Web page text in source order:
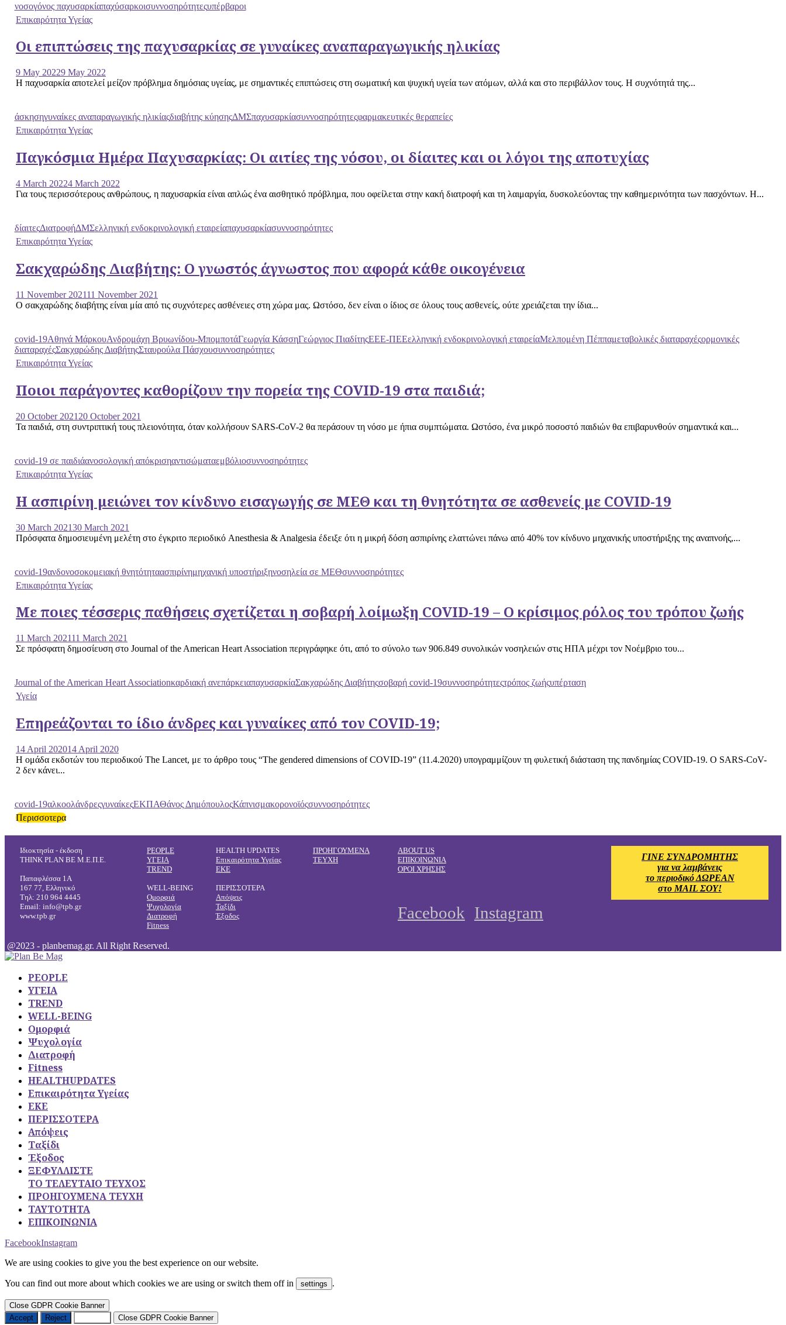
νοσογόνος παχυσαρκίαπαχύσαρκοισυννοσηρότητεςυπέρβαροι
Επικαιρότητα Υγείας
Οι επιπτώσεις της παχυσαρκίας σε γυναίκες αναπαραγωγικής ηλικίας
9 May 20229 May 2022
Η παχυσαρκία αποτελεί μείζον πρόβλημα δημόσιας υγείας, με σημαντικές επιπτώσεις στη σωματική και ψυχική υγεία των ατόμων, αλλά και στο περιβάλλον τους. Η συχνότητά της...
άσκησηγυναίκες αναπαραγωγικής ηλικίαςδιαβήτης κύησηςΔΜΣπαχυσαρκίασυννοσηρότητεςφαρμακευτικές θεραπείες
Επικαιρότητα Υγείας
Παγκόσμια Ημέρα Παχυσαρκίας: Οι αιτίες της νόσου, οι δίαιτες και οι λόγοι της αποτυχίας
4 March 20224 March 2022
Για τους περισσότερους ανθρώπους, η παχυσαρκία είναι απλώς ένα αισθητικό πρόβλημα, που οφείλεται στην κακή διατροφή και τη λαιμαργία, δυσκολεύοντας την καθημερινότητα των πασχόντων. Η...
δίαιτεςΔιατροφήΔΜΣελληνική ενδοκρινολογική εταιρείαπαχυσαρκίασυννοσηρότητες
Επικαιρότητα Υγείας
Σακχαρώδης Διαβήτης: Ο γνωστός άγνωστος που αφορά κάθε οικογένεια
11 November 202111 November 2021
Ο σακχαρώδης διαβήτης είναι μία από τις συχνότερες ασθένειες στη χώρα μας. Ωστόσο, δεν είναι ο ίδιος σε όλους τους ασθενείς, ούτε χρειάζεται την ίδια...
covid-19Αθηνά ΜάρκουΑνδρομάχη Βρυωνίδου-ΜπομποτάΓεωργία ΚάσσηΓεώργιος ΠιαδίτηςΕΕΕ-ΠΕΕελληνική ενδοκρινολογική εταιρείαΜελπομένη Πέππαμεταβολικές διαταραχέςορμονικές
διαταραχέςΣακχαρώδης ΔιαβήτηςΣταυρούλα Πάσχουσυννοσηρότητες
Επικαιρότητα Υγείας
Ποιοι παράγοντες καθορίζουν την πορεία της COVID-19 στα παιδιά;
20 October 2021 20 October 2021
Τα παιδιά, στη συντριπτική τους πλειονότητα, όταν κολλήσουν SARS-CoV-2 θα περάσουν τη νόσο με ήπια συμπτώματα. Ωστόσο, ένα μικρό ποσοστό παιδιών θα επιβαρυνθούν σημαντικά και...
covid-19 σε παιδιάανοσολογική απόκρισηαντισώματαεμβόλιοσυννοσηρότητες
Επικαιρότητα Υγείας
Η ασπιρίνη μειώνει τον κίνδυνο εισαγωγής σε ΜΕΘ και τη θνητότητα σε ασθενείς με COVID-19
30 March 202130 March 2021
Πρόσφατα δημοσιευμένη μελέτη στο έγκριτο περιοδικό Anesthesia & Analgesia έδειξε ότι η μικρή δόση ασπιρίνης ελαττώνει πάνω από 40% τον κίνδυνο μηχανικής υποστήριξης της αναπνοής,...
covid-19ανδονοσοκομειακή θνητότηταασπιρίνημηχανική υποστήριξηνοσηλεία σε ΜΕΘσυννοσηρότητες
Επικαιρότητα Υγείας
Με ποιες τέσσερις παθήσεις σχετίζεται η σοβαρή λοίμωξη COVID-19 – Ο κρίσιμος ρόλος του τρόπου ζωής
11 March 202111 March 2021
Σε πρόσφατη δημοσίευση στο Journal of the American Heart Association περιγράφηκε ότι, από το σύνολο των 906.849 συνολικών νοσηλειών στις ΗΠΑ μέχρι τον Νοέμβριο του...
Journal of the American Heart Associationκαρδιακή ανεπάρκειαπαχυσαρκίαΣακχαρώδης Διαβήτηςσοβαρή covid-19συννοσηρότητεςτρόπος ζωήςυπέρταση
Υγεία
Επηρεάζονται το ίδιο άνδρες και γυναίκες από τον COVID-19;
14 April 202014 April 2020
Η ομάδα εκδοτών του περιοδικού The Lancet, με το άρθρο τους “Τhe gendered dimensions of COVID-19” (11.4.2020) υπογραμμίζουν τη φυλετική διάσταση της πανδημίας COVID-19. Ο SARS-CoV-
2 δεν κάνει...
covid-19αλκοολάνδρεςγυναίκεςΕΚΠΑΘάνος ΔημόπουλοςΚάπνισμακορονοϊόςσυννοσηρότητες
Περισσοτερα
Ιδιοκτησία - έκδοση
THINK PLAN BE Μ.Ε.Π.Ε.
Παπαφλέσσα 1Α
167 77, Ελληνικό
Τηλ: 210 964 4445
Email: info@tpb.gr
www.tpb.gr
PEOPLE
ΥΓΕΙΑ
TREND
WELL-BEING
Ομορφιά
Ψυχολογία
Διατροφή
Fitness
HEALTH UPDATES
Επικαιρότητα Υγείας
ΕΚΕ
ΠΕΡΙΣΣΟΤΕΡΑ
Απόψεις
Ταξίδι
Έξοδος
ΠΡΟΗΓΟΥΜΕΝΑ
ΤΕΥΧΗ
ABOUT US
ΕΠΙΚΟΙΝΩΝΙΑ
ΟΡΟΙ ΧΡΗΣΗΣ
Facebook Instagram
ΓΙΝΕ ΣΥΝΔΡΟΜΗΤΗΣ
για να λαμβάνεις
το περιοδικό ΔΩΡΕΑΝ
στο MAIL ΣΟΥ!
@2023 - planbemag.gr. All Right Reserved.
PEOPLE
ΥΓΕΙΑ
TREND
WELL-BEING
Ομορφιά
Ψυχολογία
Διατροφή
Fitness
HEALTHUPDATES
Επικαιρότητα Υγείας
ΕΚΕ
ΠΕΡΙΣΣΟΤΕΡΑ
Απόψεις
Ταξίδι
Έξοδος
ΞΕΦΥΛΛΙΣΤΕ
ΤΟ ΤΕΛΕΥΤΑΙΟ ΤΕΥΧΟΣ
ΠΡΟΗΓΟΥΜΕΝΑ ΤΕΥΧΗ
ΤΑΥΤΟΤΗΤΑ
ΕΠΙΚΟΙΝΩΝΙΑ
FacebookInstagram
We are using cookies to give you the best experience on our website.
You can find out more about which cookies we are using or switch them off in settings .
Close GDPR Cookie Banner
Accept
Reject Close GDPR Cookie Banner